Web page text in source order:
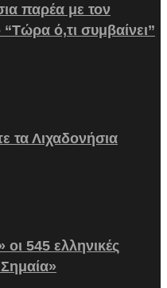
παρέα με τον
ό,τι συμβαίνει”
τα Λιχαδονήσια
545 ελληνικές